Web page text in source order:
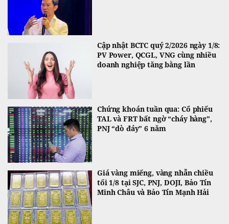
Cập nhật BCTC quý 2/2026 ngày 1/8:
PV Power, QCGL, VNG cùng nhiều
doanh nghiệp tăng bằng lần
Chứng khoán tuần qua: Cổ phiếu
TAL và FRT bất ngờ “cháy hàng”,
PNJ “dò đáy” 6 năm
Giá vàng miếng, vàng nhẫn chiều
tối 1/8 tại SJC, PNJ, DOJI, Bảo Tín
Minh Châu và Bảo Tín Mạnh Hải